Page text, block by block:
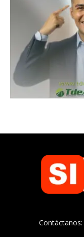
Contáctanos: